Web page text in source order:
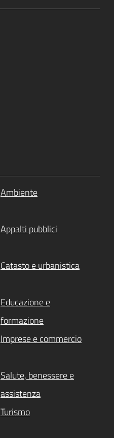
Ambiente
Appalti pubblici
Catasto e urbanistica
Educazione e
formazione
Imprese e commercio
Salute, benessere e
assistenza
Turismo